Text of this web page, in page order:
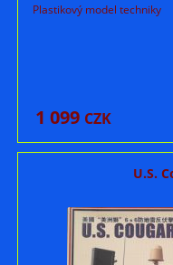
Plastikový model techniky
1 099 CZK
U.S.